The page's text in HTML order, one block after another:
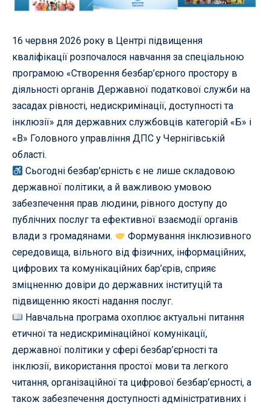
16 червня 2026 року в Центрі підвищення
кваліфікації розпочалося навчання за спеціальною
програмою «Створення безбар’єрного простору в
діяльності органів Державної податкової служби на
засадах рівності, недискримінації, доступності та
інклюзії» для державних службовців категорій «Б» і
«В» Головного управління ДПС у Чернігівській
області.
Сьогодні безбар’єрність є не лише складовою
державної політики, а й важливою умовою
забезпечення прав людини, рівного доступу до
публічних послуг та ефективної взаємодії органів
влади з громадянами.
Формування інклюзивного
середовища, вільного від фізичних, інформаційних,
цифрових та комунікаційних бар’єрів, сприяє
зміцненню довіри до державних інституцій та
підвищенню якості надання послуг.
Навчальна програма охоплює актуальні питання
етичної та недискримінаційної комунікації,
державної політики у сфері безбар’єрності та
інклюзії, використання простої мови та легкого
читання, організаційної та цифрової безбар’єрності, а
також забезпечення доступності адміністративних і